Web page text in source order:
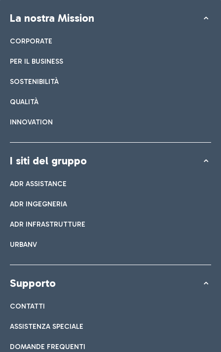
La nostra Mission
CORPORATE
PER IL BUSINESS
SOSTENIBILITÀ
QUALITÀ
INNOVATION
I siti del gruppo
ADR ASSISTANCE
ADR INGEGNERIA
ADR INFRASTRUTTURE
URBANV
Supporto
CONTATTI
ASSISTENZA SPECIALE
DOMANDE FREQUENTI